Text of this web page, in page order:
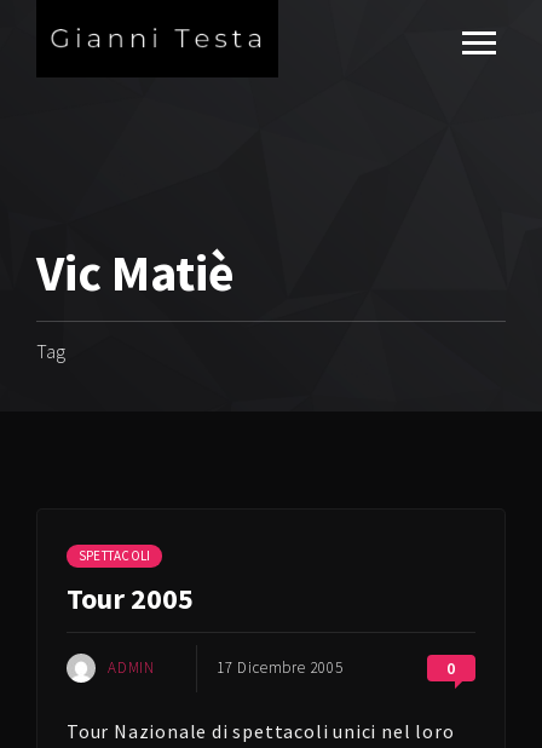
Vic Matiè
Tag
SPETTACOLI
Tour 2005
ADMIN 17 Dicembre 2005 0
Tour Nazionale di spettacoli unici nel loro